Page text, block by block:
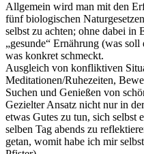
Allgemein wird man mit den
fünf biologischen
selbst zu achten; ohne dabei in
„gesunde“ Ernährung (was soll
was konkret schmeckt.
Ausgleich von konfliktiven
Meditationen/Ruhezeiten,
Suchen und Genießen von
Gezielter Ansatz nicht nur in
etwas Gutes zu tun, sich selbst
selben Tag abends zu
getan, womit habe ich mir